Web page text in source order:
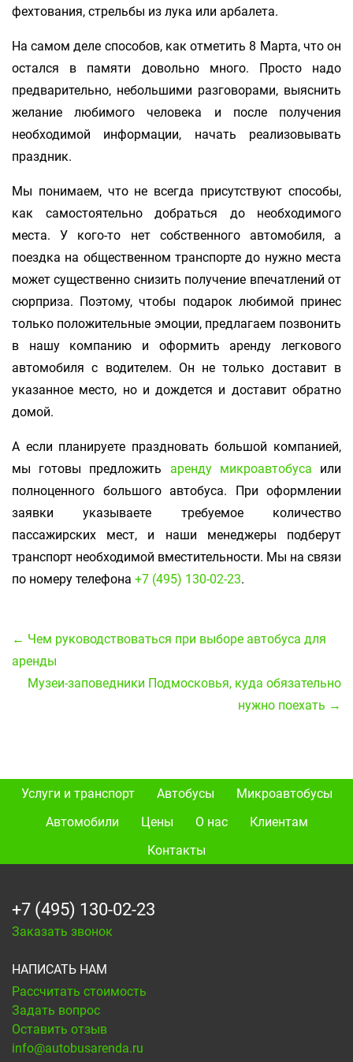
фехтования, стрельбы из лука или арбалета.
На самом деле способов, как отметить 8 Марта, что он
остался в памяти довольно много. Просто надо
предварительно, небольшими разговорами, выяснить
желание любимого человека и после получения
необходимой информации, начать реализовывать
праздник.
Мы понимаем, что не всегда присутствуют способы,
как самостоятельно добраться до необходимого
места. У кого-то нет собственного автомобиля, а
поездка на общественном транспорте до нужно места
может существенно снизить получение впечатлений от
сюрприза. Поэтому, чтобы подарок любимой принес
только положительные эмоции, предлагаем позвонить
в нашу компанию и оформить аренду легкового
автомобиля с водителем. Он не только доставит в
указанное место, но и дождется и доставит обратно
домой.
А если планируете праздновать большой компанией,
мы готовы предложить аренду микроавтобуса или
полноценного большого автобуса. При оформлении
заявки указываете требуемое количество
пассажирских мест, и наши менеджеры подберут
транспорт необходимой вместительности. Мы на связи
по номеру телефона +7 (495) 130-02-23.
← Чем руководствоваться при выборе автобуса для
аренды
Музеи-заповедники Подмосковья, куда обязательно
нужно поехать →
Услуги и транспорт Автобусы
Микроавтобусы
Автомобили
Цены О нас
Клиентам
Контакты
+7 (495) 130-02-23
Заказать звонок
НАПИСАТЬ НАМ
Рассчитать стоимость
Задать вопрос
Оставить отзыв
info@autobusarenda.ru